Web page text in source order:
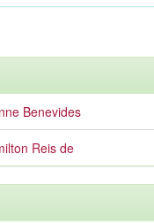
Benevides
Reis de